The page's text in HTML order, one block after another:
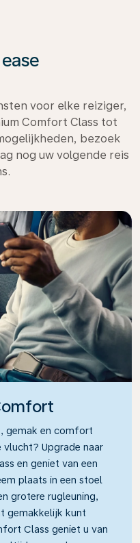
voor elke reiziger,
Comfort Class tot
bezoek
nog uw volgende reis
gemak en comfort
Upgrade naar
en geniet van een
plaats in een stoel
grotere rugleuning,
gemakkelijk kunt
Class geniet u van